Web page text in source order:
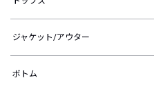
ジャケット/アウター
ボトム